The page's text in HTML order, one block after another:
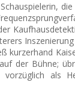
kurzerhand
der Bühne;
vorzüglich